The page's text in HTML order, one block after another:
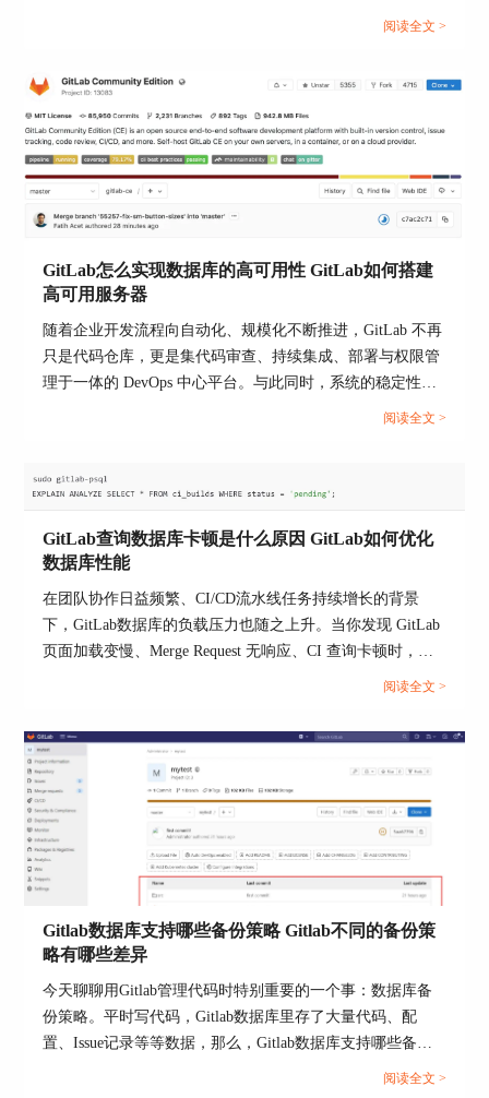
1. 数据目录路径配置错误
检查GitLab配置文件`/etc/gitlab/gitlab.rb`中
`git_data_dirs`配置项，确保路径正确。重新执行以
下命令以应用配置更改：
sudo gitlab-ctl reconfigure
sudo gitlab-ctl restart
2. 权限问题
确保新的数据目录具有正确的权限。执行以下命令
sudo chown -R git:git /mnt/new_storage/gitlab
然后重新启动GitLab服务。
3. 数据复制不完整
检查数据复制过程是否完整。可以使用`rsync`命令
进行同步，确保所有文件都已成功复制：
sudo rsync -av /var/opt/gitlab/ /mnt/new_storage/gitlab
确保数据复制完成后，重新启动GitLab服务。
4. 检查日志文件
检查GitLab的日志文件，以获取更多信息。日志文
件通常位于`/var/log/gitlab/`目录下，可以查看
`gitlab-rails/production.log`和`gitlab-
workhorse/current`等日志文件，查找错误信息并进
三、gitlab代码如何备份最安全？
为了确保代码和数据的安全，定期备份GitLab数据
是非常重要的。以下是几种安全备份GitLab代码的
方法：
该平台支持Merge Request（合并请求），并且为代码审查与
文将为大家介绍Gitlab的Merge Request合并冲突怎么解决，
Gitlab如何简化合并流程的相关内容。...
阅读全文 >
GitLab怎么实现数据库的高可用性 GitLab如何搭建
高可用服务器
随着企业开发流程向自动化、规模化不断推进，GitLab 不再
只是代码仓库，更是集代码审查、持续集成、部署与权限管
理于一体的 DevOps 中心平台。与此同时，系统的稳定性也
数据库高可用（High Availability, HA）。本文围绕“GitLab怎
个问题，从架构选型到部署实操，全面讲解 GitLab 的高可
用建设路径，帮助企业构建稳固、高性能的协作平台。...
阅读全文 >
GitLab查询数据库卡顿是什么原因 GitLab如何优化
数据库性能
在团队协作日益频繁、CI/CD流水线任务持续增长的背景
下，GitLab数据库的负载压力也随之上升。当你发现 GitLab
页面加载变慢、Merge Request 无响应、CI 查询卡顿时，其
根本原因往往集中在 数据库响应迟缓或资源瓶颈上。由于
题，不仅会影响代码托管和用户体验，还可能造成部署失败
或数据写入延迟。本文将围绕“GitLab查询数据库卡顿是什么
原因 GitLab如何优化数据库性能”两个核心问题，深入剖析
常见的性能瓶颈，并提供实用的优化方法。...
阅读全文 >
Gitlab数据库支持哪些备份策略 Gitlab不同的备份策
略有哪些差异
今天聊聊用Gitlab管理代码时特别重要的一个事：数据库备
份策略。平时写代码，Gitlab数据库里存了大量代码、配
置、Issue记录等等数据，那么，Gitlab数据库支持哪些备份
策略 Gitlab不同的备份策略有哪些差异,这篇文章就给你说明
阅读全文 >